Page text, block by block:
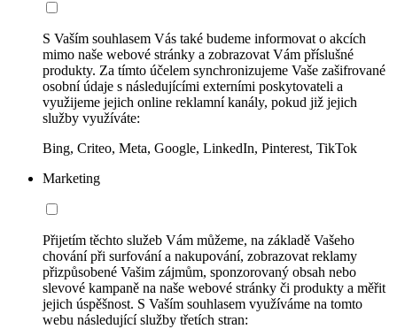
S Vaším souhlasem Vás také budeme informovat o akcích
mimo naše webové stránky a zobrazovat Vám příslušné
produkty. Za tímto účelem synchronizujeme Vaše zašifrované
osobní údaje s následujícími externími poskytovateli a
využijeme jejich online reklamní kanály, pokud již jejich
služby využíváte:
Bing, Criteo, Meta, Google, LinkedIn, Pinterest, TikTok
Marketing
Přijetím těchto služeb Vám můžeme, na základě Vašeho
chování při surfování a nakupování, zobrazovat reklamy
přizpůsobené Vašim zájmům, sponzorovaný obsah nebo
slevové kampaně na naše webové stránky či produkty a měřit
jejich úspěšnost. S Vaším souhlasem využíváme na tomto
webu následující služby třetích stran: